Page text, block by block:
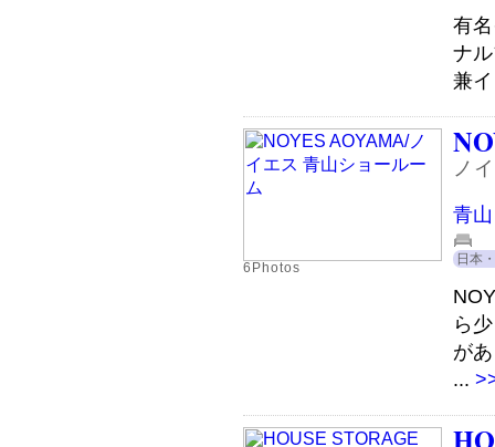
有
ナ
兼
6Photos
ノ
青
日本
ら
が
...